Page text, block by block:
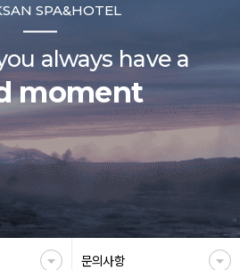
SPA&HOTEL
always have a
moment
문의사항